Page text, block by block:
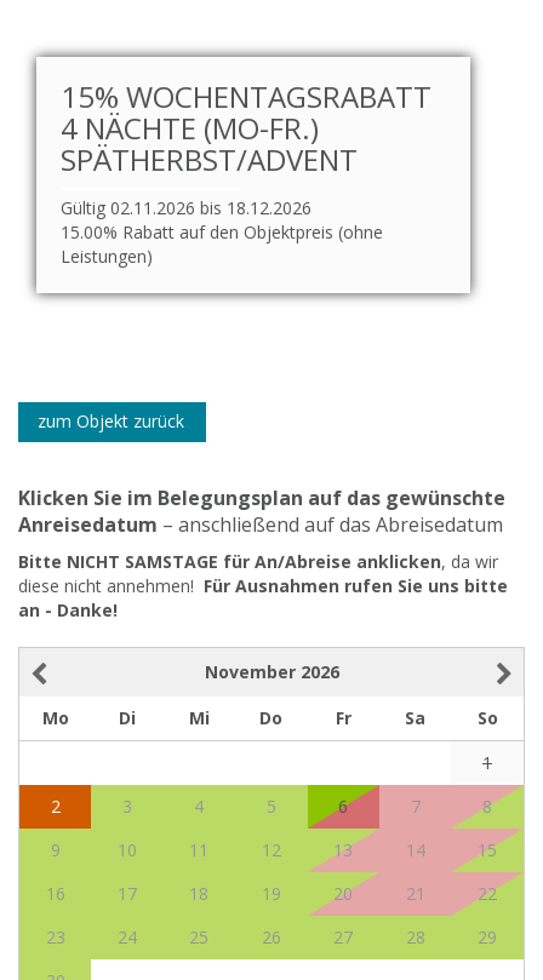
15% WOCHENTAGSRABATT
4 NÄCHTE (MO-FR.)
SPÄTHERBST/ADVENT
Gültig 02.11.2026 bis 18.12.2026
15.00% Rabatt auf den Objektpreis (ohne
Leistungen)
zum Objekt zurück
Klicken Sie im Belegungsplan auf das gewünschte
Anreisedatum – anschließend auf das Abreisedatum
Bitte NICHT SAMSTAGE für An/Abreise anklicken, da wir
diese nicht annehmen! Für Ausnahmen rufen Sie uns bitte
an - Danke!
November 2026
Mo
Di Mi Do Fr Sa
So
1
2
3 4 5 6 7
8
9
10 11 12 13 14
15
16
17 18 19 20 21
22
23
24 25 26 27 28
29